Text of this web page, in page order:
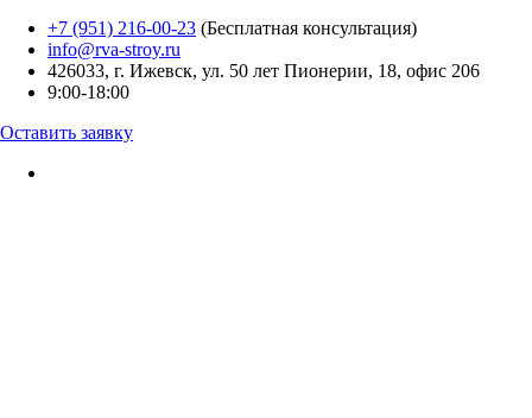
+7 (951) 216-00-23 (Бесплатная консультация)
info@rva-stroy.ru
426033, г. Ижевск, ул. 50 лет Пионерии, 18, офис 206
9:00-18:00
Оставить заявку